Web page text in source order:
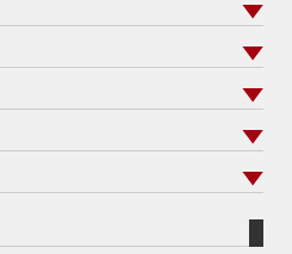
走行距離から探す
中古車から探す
よくあるご質問
バイク買取強化車両
プロテクションフィルム